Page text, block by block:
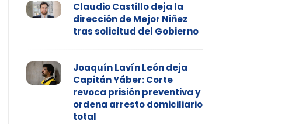
Claudio Castillo deja la
dirección de Mejor Niñez
tras solicitud del Gobierno
Joaquín Lavín León deja
Capitán Yáber: Corte
revoca prisión preventiva y
ordena arresto domiciliario
total